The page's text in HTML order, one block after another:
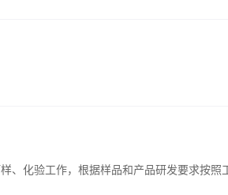
、化验工作，根据样品和产品研发要求按